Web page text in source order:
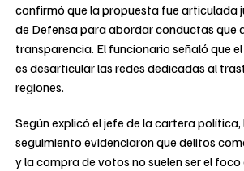
confirmó que la propuesta fue articulada
de Defensa para abordar conductas que
transparencia. El funcionario señaló que
es desarticular las redes dedicadas al
regiones.
Según explicó el jefe de la cartera política,
seguimiento evidenciaron que delitos
y la compra de votos no suelen ser el